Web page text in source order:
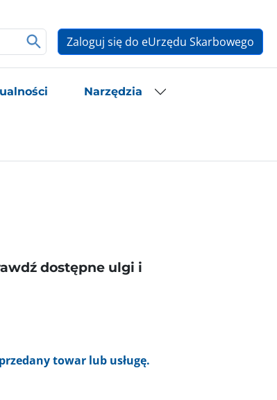
Zaloguj się do eUrzędu Skarbowego
Narzędzia
dostępne ulgi i
towar lub usługę.